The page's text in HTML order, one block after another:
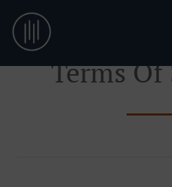
Terms Of